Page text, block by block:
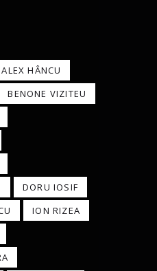
ALEX HÂNCU
BENONE VIZITEU
DORU IOSIF
ION RIZEA